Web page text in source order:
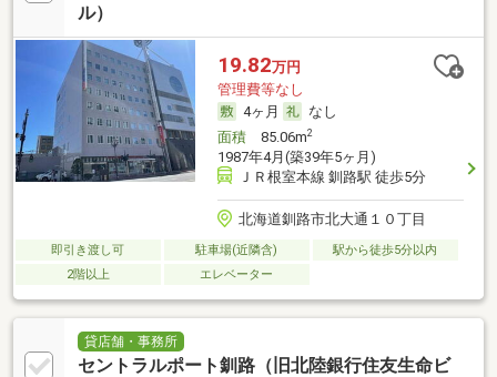
ル）
19.82万円
管理費等なし
4ヶ月
なし
面積85.06m2
1987年4月(築39年5ヶ月)
ＪＲ根室本線 釧路駅 徒歩5分
北海道釧路市北大通１０丁目
即引き渡し可 駐車場(近隣含)
駅から徒歩5分以内
2階以上
エレベーター
貸店舗・事務所
セントラルポート釧路（旧北陸銀行住友生命ビ